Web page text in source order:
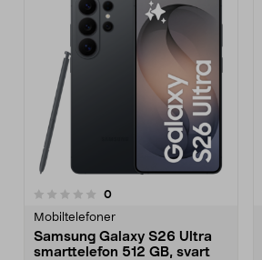
0anmeldelser
Mobiltelefoner
Samsung Galaxy S26 Ultra
smarttelefon 512 GB, svart
1.0av 5 stjerner